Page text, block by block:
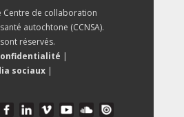
Centre de collaboration
autochtone (CCNSA).
réservés.
|
sociaux |